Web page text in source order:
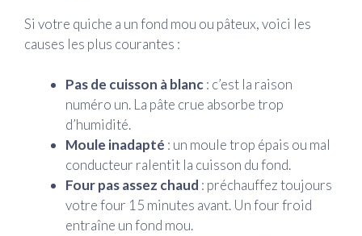
Si votre quiche a un fond mou ou pâteux, voici les
causes les plus courantes :
Pas de cuisson à blanc: c’est la raison
numéro un. La pâte crue absorbe trop
d’humidité.
Moule inadapté : un moule trop épais ou mal
conducteur ralentit la cuisson du fond.
Four pas assez chaud : préchauffez toujours
votre four 15 minutes avant. Un four froid
entraîne un fond mou.